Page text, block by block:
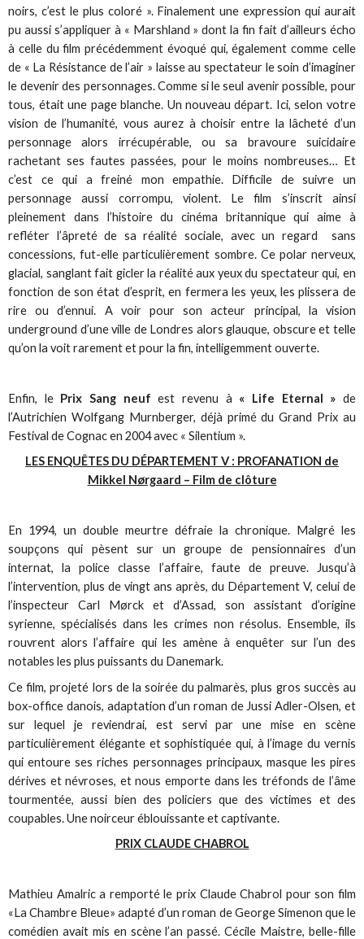
noirs, c’est le plus coloré ». Finalement une expression qui aurait
pu aussi s’appliquer à « Marshland » dont la fin fait d’ailleurs écho
à celle du film précédemment évoqué qui, également comme celle
de « La Résistance de l’air » laisse au spectateur le soin d’imaginer
le devenir des personnages. Comme si le seul avenir possible, pour
tous, était une page blanche. Un nouveau départ. Ici, selon votre
vision de l’humanité, vous aurez à choisir entre la lâcheté d’un
personnage alors irrécupérable, ou sa bravoure suicidaire
rachetant ses fautes passées, pour le moins nombreuses… Et
c’est ce qui a freiné mon empathie. Difficile de suivre un
personnage aussi corrompu, violent. Le film s’inscrit ainsi
pleinement dans l’histoire du cinéma britannique qui aime à
refléter l’âpreté de sa réalité sociale, avec un regard sans
concessions, fut-elle particulièrement sombre. Ce polar nerveux,
glacial, sanglant fait gicler la réalité aux yeux du spectateur qui, en
fonction de son état d’esprit, en fermera les yeux, les plissera de
rire ou d’ennui. A voir pour son acteur principal, la vision
underground d’une ville de Londres alors glauque, obscure et telle
qu’on la voit rarement et pour la fin, intelligemment ouverte.
Enfin, lePrix Sang neuf est revenu à « Life Eternal » de
l’Autrichien Wolfgang Murnberger, déjà primé du Grand Prix au
Festival de Cognac en 2004 avec « Silentium ».
LES ENQUÊTES DU DÉPARTEMENT V : PROFANATION de
Mikkel Nørgaard – Film de clôture
En 1994, un double meurtre défraie la chronique. Malgré les
soupçons qui pèsent sur un groupe de pensionnaires d’un
internat, la police classe l’affaire, faute de preuve. Jusqu’à
l’intervention, plus de vingt ans après, du Département V, celui de
l’inspecteur Carl Mørck et d’Assad, son assistant d’origine
syrienne, spécialisés dans les crimes non résolus. Ensemble, ils
rouvrent alors l’affaire qui les amène à enquêter sur l’un des
notables les plus puissants du Danemark.
Ce film, projeté lors de la soirée du palmarès, plus gros succès au
box-office danois, adaptation d’un roman de Jussi Adler-Olsen, et
sur lequel je reviendrai, est servi par une mise en scène
particulièrement élégante et sophistiquée qui, à l’image du vernis
qui entoure ses riches personnages principaux, masque les pires
dérives et névroses, et nous emporte dans les tréfonds de l’âme
tourmentée, aussi bien des policiers que des victimes et des
coupables. Une noirceur éblouissante et captivante.
PRIX CLAUDE CHABROL
Mathieu Amalric a remporté le prix Claude Chabrol pour son film
«La Chambre Bleue» adapté d’un roman de George Simenon que le
comédien avait mis en scène l’an passé. Cécile Maistre, belle-fille